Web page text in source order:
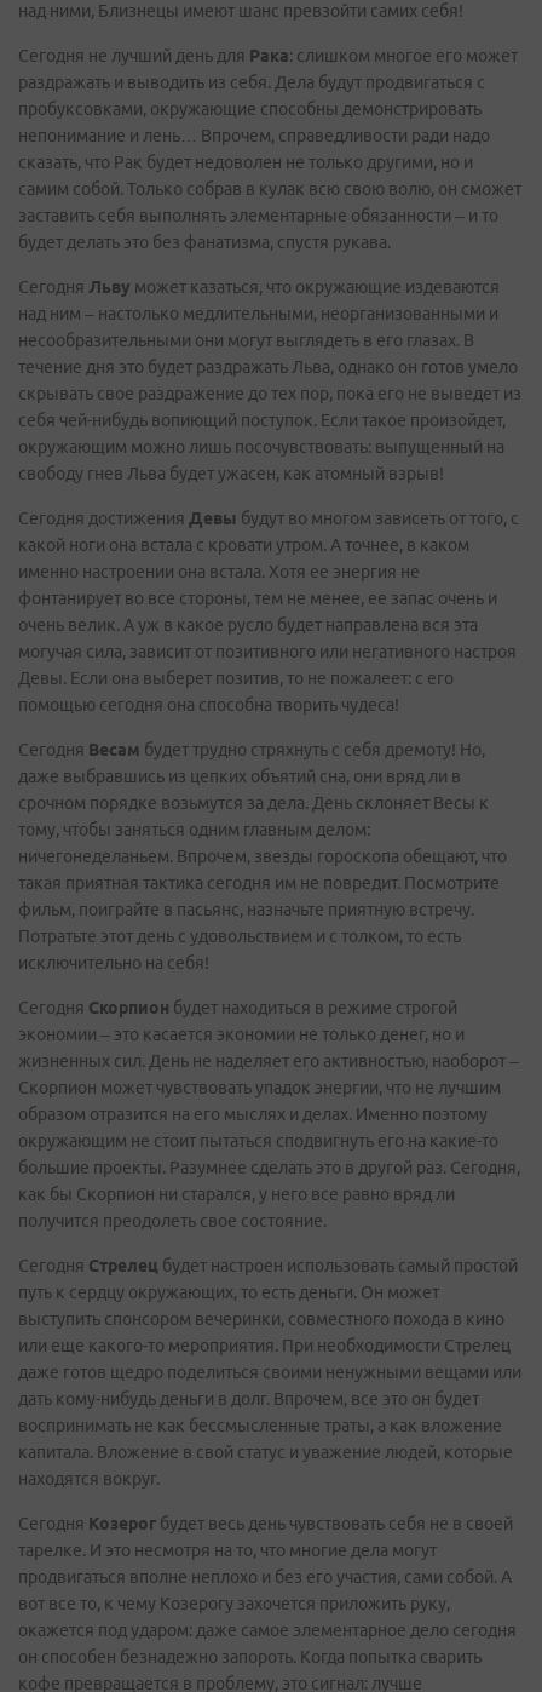
над ними, Близнецы имеют шанс превзойти самих себя!
Сегодня не лучший день для Рака: слишком многое его может
раздражать и выводить из себя. Дела будут продвигаться с
пробуксовками, окружающие способны демонстрировать
непонимание и лень… Впрочем, справедливости ради надо
сказать, что Рак будет недоволен не только другими, но и
самим собой. Только собрав в кулак всю свою волю, он сможет
заставить себя выполнять элементарные обязанности – и то
будет делать это без фанатизма, спустя рукава.
Сегодня Льву может казаться, что окружающие издеваются
над ним – настолько медлительными, неорганизованными и
несообразительными они могут выглядеть в его глазах. В
течение дня это будет раздражать Льва, однако он готов умело
скрывать свое раздражение до тех пор, пока его не выведет из
себя чей-нибудь вопиющий поступок. Если такое произойдет,
окружающим можно лишь посочувствовать: выпущенный на
свободу гнев Льва будет ужасен, как атомный взрыв!
Сегодня достижения Девы будут во многом зависеть от того, с
какой ноги она встала с кровати утром. А точнее, в каком
именно настроении она встала. Хотя ее энергия не
фонтанирует во все стороны, тем не менее, ее запас очень и
очень велик. А уж в какое русло будет направлена вся эта
могучая сила, зависит от позитивного или негативного настроя
Девы. Если она выберет позитив, то не пожалеет: с его
помощью сегодня она способна творить чудеса!
Сегодня Весам будет трудно стряхнуть с себя дремоту! Но,
даже выбравшись из цепких объятий сна, они вряд ли в
срочном порядке возьмутся за дела. День склоняет Весы к
тому, чтобы заняться одним главным делом:
ничегонеделаньем. Впрочем, звезды гороскопа обещают, что
такая приятная тактика сегодня им не повредит. Посмотрите
фильм, поиграйте в пасьянс, назначьте приятную встречу.
Потратьте этот день с удовольствием и с толком, то есть
исключительно на себя!
Сегодня Скорпион будет находиться в режиме строгой
экономии – это касается экономии не только денег, но и
жизненных сил. День не наделяет его активностью, наоборот –
Скорпион может чувствовать упадок энергии, что не лучшим
образом отразится на его мыслях и делах. Именно поэтому
окружающим не стоит пытаться сподвигнуть его на какие-то
большие проекты. Разумнее сделать это в другой раз. Сегодня,
как бы Скорпион ни старался, у него все равно вряд ли
получится преодолеть свое состояние.
Сегодня Стрелец будет настроен использовать самый простой
путь к сердцу окружающих, то есть деньги. Он может
выступить спонсором вечеринки, совместного похода в кино
или еще какого-то мероприятия. При необходимости Стрелец
даже готов щедро поделиться своими ненужными вещами или
дать кому-нибудь деньги в долг. Впрочем, все это он будет
воспринимать не как бессмысленные траты, а как вложение
капитала. Вложение в свой статус и уважение людей, которые
находятся вокруг.
Сегодня Козерог будет весь день чувствовать себя не в своей
тарелке. И это несмотря на то, что многие дела могут
продвигаться вполне неплохо и без его участия, сами собой. А
вот все то, к чему Козерогу захочется приложить руку,
окажется под ударом: даже самое элементарное дело сегодня
он способен безнадежно запороть. Когда попытка сварить
кофе превращается в проблему, это сигнал: лучше